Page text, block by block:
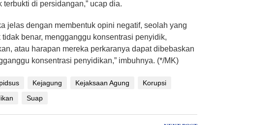
terbukti di persidangan,” ucap dia.
jelas dengan membentuk opini negatif, seolah yang
benar, mengganggu konsentrasi penyidik,
atau harapan mereka perkaranya dapat dibebaskan
konsentrasi penyidikan,” imbuhnya. (*/MK)
Kejagung Kejaksaan Agung
Korupsi
Suap